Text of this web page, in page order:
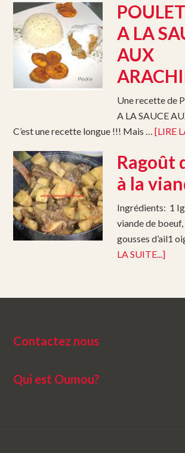
A LA
AUX
Une recette de
A LA SAUCE
C’est une recette longue !!! Mais …[LIRE
Ragoût
à la
Ingrédients: 1
viande de
gousses d’ail1
LA SUITE...]
Contactez nous
Qui est Oumou?